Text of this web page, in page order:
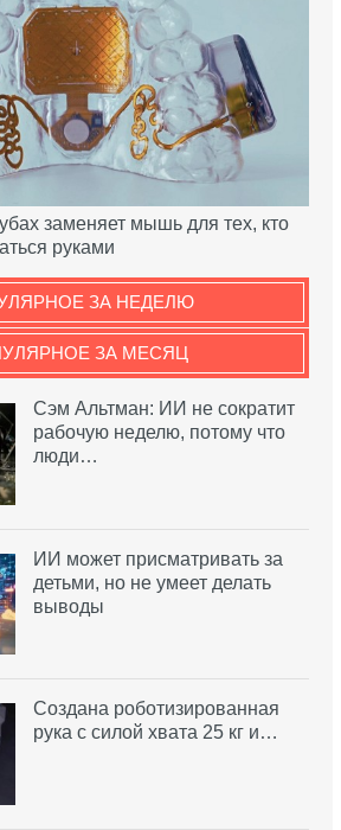
заменяет мышь для тех, кто
руками
ЗА НЕДЕЛЮ
ЗА МЕСЯЦ
Сэм Альтман: ИИ не сократит
рабочую неделю, потому что
люди…
ИИ может присматривать за
детьми, но не умеет делать
выводы
Создана роботизированная
рука с силой хвата 25 кг и…